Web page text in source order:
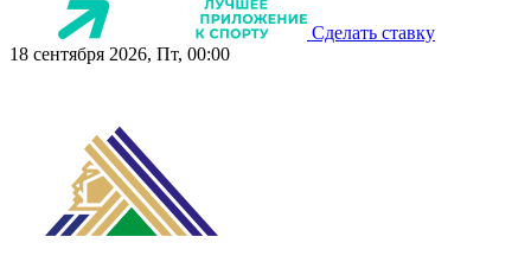
Сделать ставку
18 сентября 2026, Пт, 00:00